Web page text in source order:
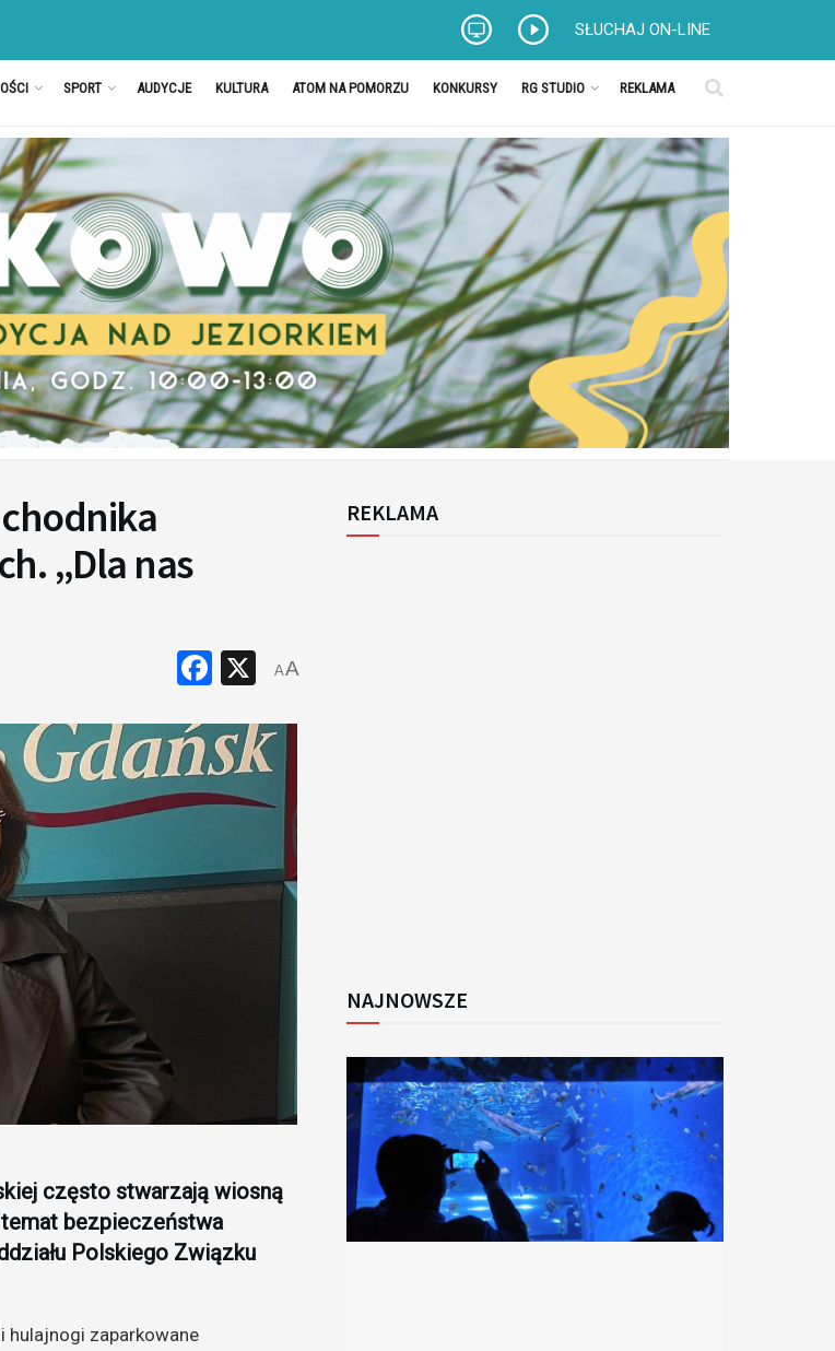
SŁUCHAJ ON-LINE
SPORT AUDYCJE KULTURA ATOM NA POMORZU KONKURSY RG STUDIO REKLAMA
„Dla nas
Facebook
X
AA
często stwarzają wiosną
bezpieczeństwa
Polskiego Związku
hulajnogi zaparkowane
REKLAMA
NAJNOWSZE